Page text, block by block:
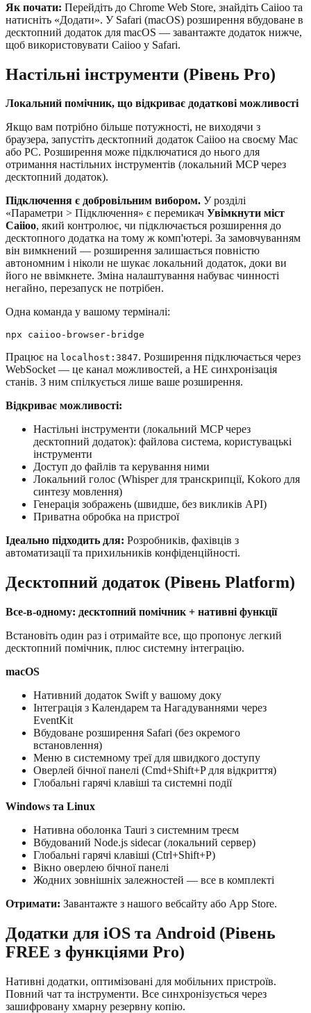
Як почати: Перейдіть до Chrome Web Store, знайдіть Caiioo та
натисніть «Додати». У Safari (macOS) розширення вбудоване в
десктопний додаток для macOS — завантажте додаток нижче,
щоб використовувати Caiioo у Safari.
Настільні інструменти (Рівень Pro)
Локальний помічник, що відкриває додаткові можливості
Якщо вам потрібно більше потужності, не виходячи з
браузера, запустіть десктопний додаток Caiioo на своєму Mac
або PC. Розширення може підключатися до нього для
отримання настільних інструментів (локальний MCP через
десктопний додаток).
Підключення є добровільним вибором. У розділі
«Параметри > Підключення» є перемикач Увімкнути міст
Caiioo, який контролює, чи підключається розширення до
десктопного додатка на тому ж комп'ютері. За замовчуванням
він вимкнений — розширення залишається повністю
автономним і ніколи не шукає локальний додаток, доки ви
його не ввімкнете. Зміна налаштування набуває чинності
негайно, перезапуск не потрібен.
Одна команда у вашому терміналі:
Працює на localhost:3847. Розширення підключається через
WebSocket — це канал можливостей, а НЕ синхронізація
станів. З ним спілкується лише ваше розширення.
Відкриває можливості:
Настільні інструменти (локальний MCP через
десктопний додаток): файлова система, користувацькі
інструменти
Доступ до файлів та керування ними
Локальний голос (Whisper для транскрипції, Kokoro для
синтезу мовлення)
Генерація зображень (швидше, без викликів API)
Приватна обробка на пристрої
Ідеально підходить для: Розробників, фахівців з
автоматизації та прихильників конфіденційності.
Десктопний додаток (Рівень Platform)
Все-в-одному: десктопний помічник + нативні функції
Встановіть один раз і отримайте все, що пропонує легкий
десктопний помічник, плюс системну інтеграцію.
macOS
Нативний додаток Swift у вашому доку
Інтеграція з Календарем та Нагадуваннями через
EventKit
Вбудоване розширення Safari (без окремого
встановлення)
Меню в системному треї для швидкого доступу
Оверлей бічної панелі (Cmd+Shift+P для відкриття)
Глобальні гарячі клавіші та системні події
Windows та Linux
Нативна оболонка Tauri з системним треєм
Вбудований Node.js sidecar (локальний сервер)
Глобальні гарячі клавіші (Ctrl+Shift+P)
Вікно оверлею бічної панелі
Жодних зовнішніх залежностей — все в комплекті
Отримати: Завантажте з нашого вебсайту або App Store.
Додатки для iOS та Android (Рівень
FREE з функціями Pro)
Нативні додатки, оптимізовані для мобільних пристроїв.
Повний чат та інструменти. Все синхронізується через
зашифровану хмарну резервну копію.